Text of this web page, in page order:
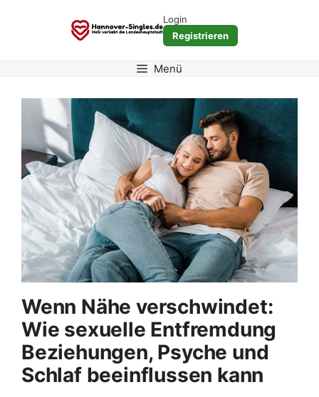
Login
Registrieren
Menü
Wenn Nähe verschwindet:
Wie sexuelle Entfremdung
Beziehungen, Psyche und
Schlaf beeinflussen kann